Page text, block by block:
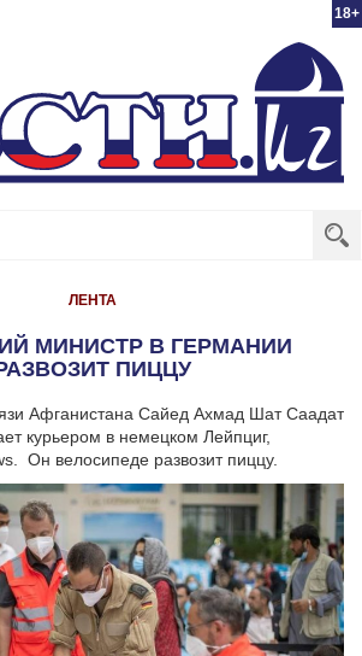
18+
ЛЕНТА
МИНИСТР В ГЕРМАНИИ
ПИЦЦУ
Афганистана Сайед Ахмад Шат Саадат
курьером в немецком Лейпциг,
Он велосипеде развозит пиццу.